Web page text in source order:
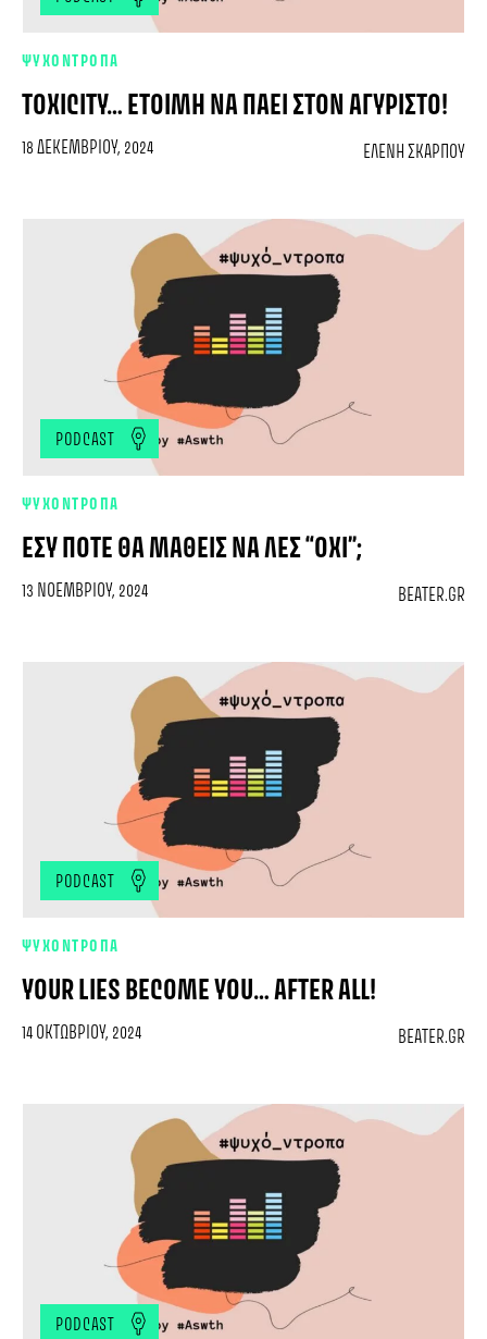
ΨΥΧΟΝΤΡΟΠΑ
TOXICITY… ΈΤΟΙΜΗ ΝΑ ΠΆΕΙ ΣΤΟΝ ΑΓΎΡΙΣΤΟ!
18 ΔΕΚΕΜΒΡΊΟΥ, 2024 ΕΛΈΝΗ ΣΚΆΡΠΟΥ
PODCAST
ΨΥΧΟΝΤΡΟΠΑ
ΕΣΎ ΠΌΤΕ ΘΑ ΜΆΘΕΙΣ ΝΑ ΛΕΣ “ΟΧΙ”;
13 ΝΟΕΜΒΡΊΟΥ, 2024 BEATER.GR
PODCAST
ΨΥΧΟΝΤΡΟΠΑ
YOUR LIES BECOME YOU… AFTER ALL!
14 ΟΚΤΩΒΡΊΟΥ, 2024 BEATER.GR
PODCAST